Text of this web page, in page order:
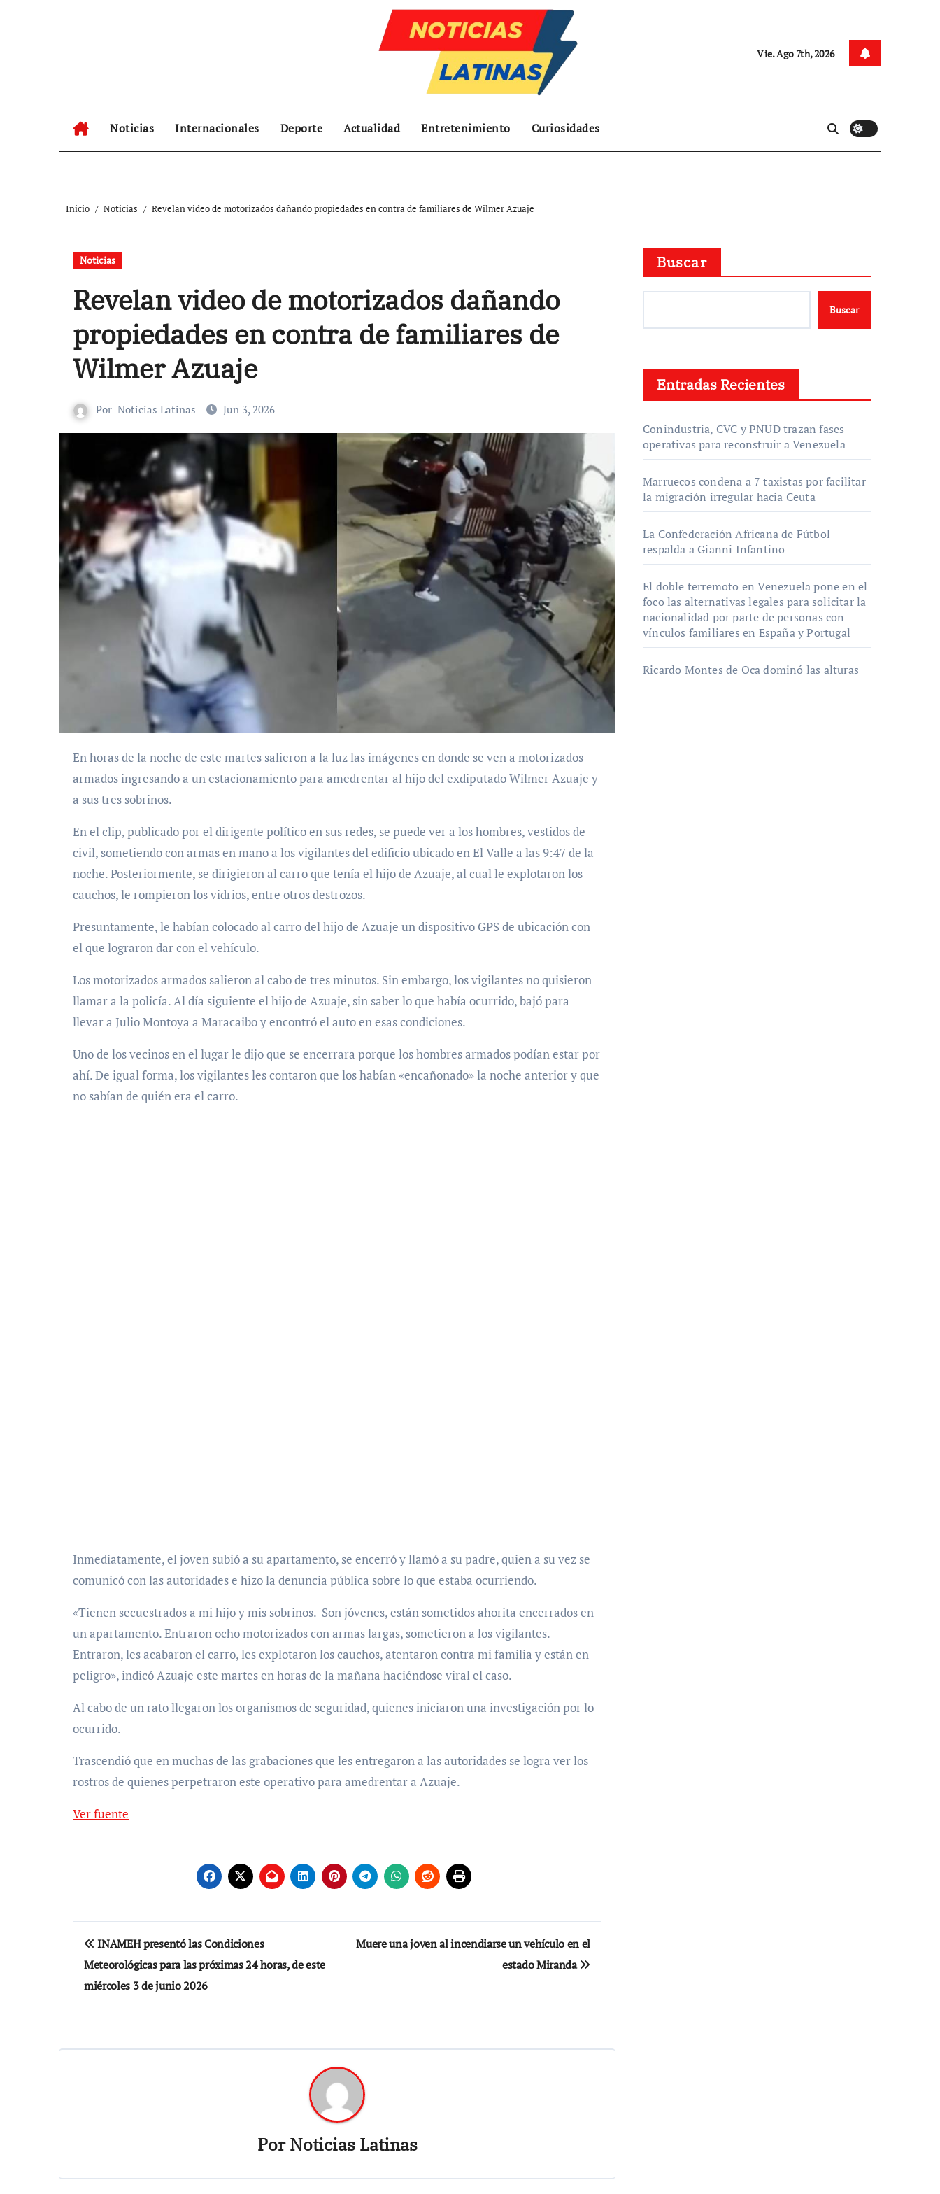
Vie. Ago 7th, 2026
Noticias Internacionales Deporte Actualidad Entretenimiento Curiosidades
Inicio Noticias Revelan video de motorizados dañando propiedades en contra de familiares de Wilmer Azuaje
Noticias
Revelan video de motorizados dañando
propiedades en contra de familiares de
Wilmer Azuaje
Por Noticias Latinas Jun 3, 2026
En horas de la noche de este martes salieron a la luz las imágenes en donde se ven a motorizados
armados ingresando a un estacionamiento para amedrentar al hijo del exdiputado Wilmer Azuaje y
a sus tres sobrinos.
En el clip, publicado por el dirigente político en sus redes, se puede ver a los hombres, vestidos de
civil, sometiendo con armas en mano a los vigilantes del edificio ubicado en El Valle a las 9:47 de la
noche. Posteriormente, se dirigieron al carro que tenía el hijo de Azuaje, al cual le explotaron los
cauchos, le rompieron los vidrios, entre otros destrozos.
Presuntamente, le habían colocado al carro del hijo de Azuaje un dispositivo GPS de ubicación con
el que lograron dar con el vehículo.
Los motorizados armados salieron al cabo de tres minutos. Sin embargo, los vigilantes no quisieron
llamar a la policía. Al día siguiente el hijo de Azuaje, sin saber lo que había ocurrido, bajó para
llevar a Julio Montoya a Maracaibo y encontró el auto en esas condiciones.
Uno de los vecinos en el lugar le dijo que se encerrara porque los hombres armados podían estar por
ahí. De igual forma, los vigilantes les contaron que los habían «encañonado» la noche anterior y que
no sabían de quién era el carro.
Inmediatamente, el joven subió a su apartamento, se encerró y llamó a su padre, quien a su vez se
comunicó con las autoridades e hizo la denuncia pública sobre lo que estaba ocurriendo.
«Tienen secuestrados a mi hijo y mis sobrinos. Son jóvenes, están sometidos ahorita encerrados en
un apartamento. Entraron ocho motorizados con armas largas, sometieron a los vigilantes.
Entraron, les acabaron el carro, les explotaron los cauchos, atentaron contra mi familia y están en
peligro», indicó Azuaje este martes en horas de la mañana haciéndose viral el caso.
Al cabo de un rato llegaron los organismos de seguridad, quienes iniciaron una investigación por lo
ocurrido.
Trascendió que en muchas de las grabaciones que les entregaron a las autoridades se logra ver los
rostros de quienes perpetraron este operativo para amedrentar a Azuaje.
Ver fuente
Navegación
de
entradas
INAMEH presentó las Condiciones
Meteorológicas para las próximas 24 horas, de este
miércoles 3 de junio 2026
Muere una joven al incendiarse un vehículo en el
estado Miranda
PorNoticias Latinas
Buscar
Buscar
Entradas Recientes
Conindustria, CVC y PNUD trazan fases
operativas para reconstruir a Venezuela
Marruecos condena a 7 taxistas por facilitar
la migración irregular hacia Ceuta
La Confederación Africana de Fútbol
respalda a Gianni Infantino
El doble terremoto en Venezuela pone en el
foco las alternativas legales para solicitar la
nacionalidad por parte de personas con
vínculos familiares en España y Portugal
Ricardo Montes de Oca dominó las alturas